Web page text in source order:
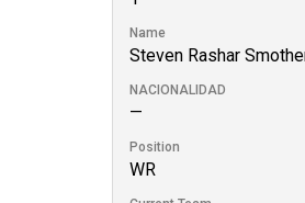
Name
Steven Rashar
NACIONALIDAD
—
Position
WR